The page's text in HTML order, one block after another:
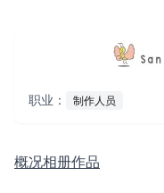
职业： 制作人员
概况相册作品